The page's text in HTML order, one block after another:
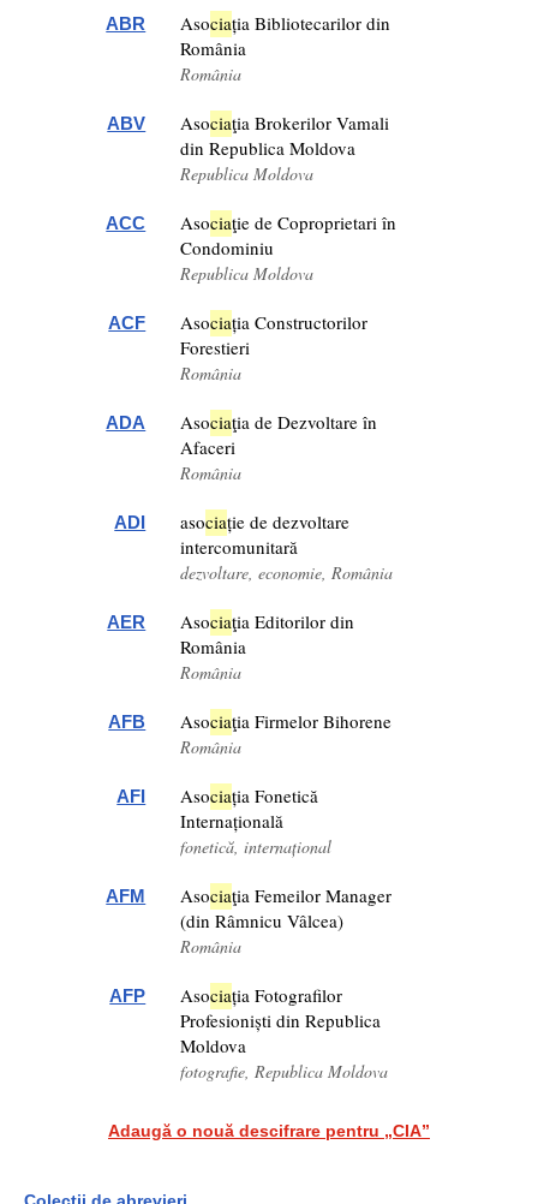
ABR Asociația Bibliotecarilor din
România
România
ABV Asociaţia Brokerilor Vamali
din Republica Moldova
Republica Moldova
ACC Asociaţie de Coproprietari în
Condominiu
Republica Moldova
ACF Asociația Constructorilor
Forestieri
România
ADA Asociaţia de Dezvoltare în
Afaceri
România
ADI asociație de dezvoltare
intercomunitară
dezvoltare, economie, România
AER Asociaţia Editorilor din
România
România
AFB Asociaţia Firmelor Bihorene
România
AFI Asociația Fonetică
Internațională
fonetică, internațional
AFM Asociaţia Femeilor Manager
(din Râmnicu Vâlcea)
România
AFP Asociația Fotografilor
Profesioniști din Republica
Moldova
fotografie, Republica Moldova
Adaugă o nouă descifrare pentru „CIA”